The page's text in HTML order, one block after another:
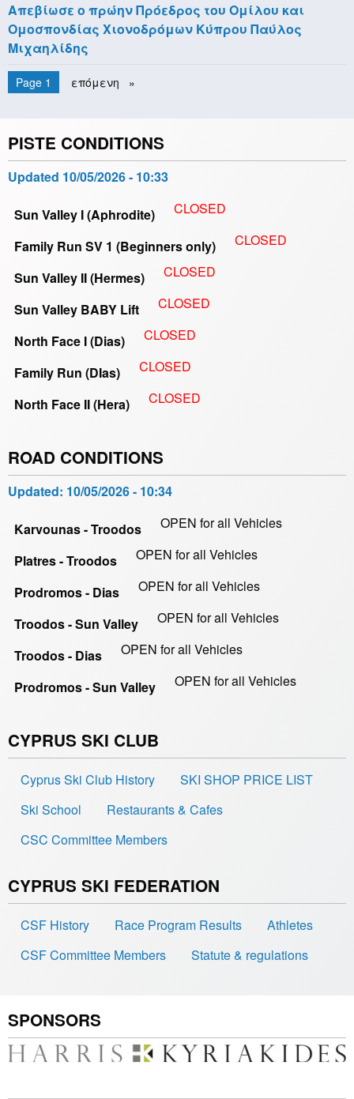
Απεβίωσε ο πρώην Πρόεδρος του Ομίλου και
Ομοσπονδίας Χιονοδρόμων Κύπρου Παύλος
Μιχαηλίδης
Pagination
You're on
Page 1
Next
επόμενη
PISTE CONDITIONS
Updated 10/05/2026 - 10:33
Sun Valley I (Aphrodite) CLOSED
Family Run SV 1 (Beginners only) CLOSED
Sun Valley II (Hermes) CLOSED
Sun Valley BABY Lift CLOSED
North Face I (Dias) CLOSED
Family Run (DIas) CLOSED
North Face II (Hera) CLOSED
ROAD CONDITIONS
Updated: 10/05/2026 - 10:34
Karvounas - Troodos OPEN for all Vehicles
Platres - Troodos OPEN for all Vehicles
Prodromos - Dias OPEN for all Vehicles
Troodos - Sun Valley OPEN for all Vehicles
Troodos - Dias OPEN for all Vehicles
Prodromos - Sun Valley OPEN for all Vehicles
CYPRUS SKI CLUB
Cyprus Ski Club History
SKI SHOP PRICE LIST
Ski School
Restaurants & Cafes
CSC Committee Members
CYPRUS SKI FEDERATION
CSF History Race Program Results
Athletes
CSF Committee Members
Statute & regulations
SPONSORS